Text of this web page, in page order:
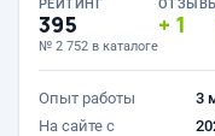
РЕЙТИНГ
395
№ 2 752 в каталоге
1
Опыт работы
3
На сайте с